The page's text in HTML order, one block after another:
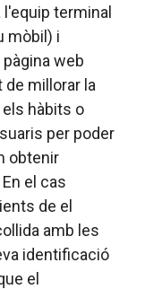
terminal
mòbil) i
web
de millorar la
hàbits o
per poder
obtenir
el cas
de el
amb les
identificació
el